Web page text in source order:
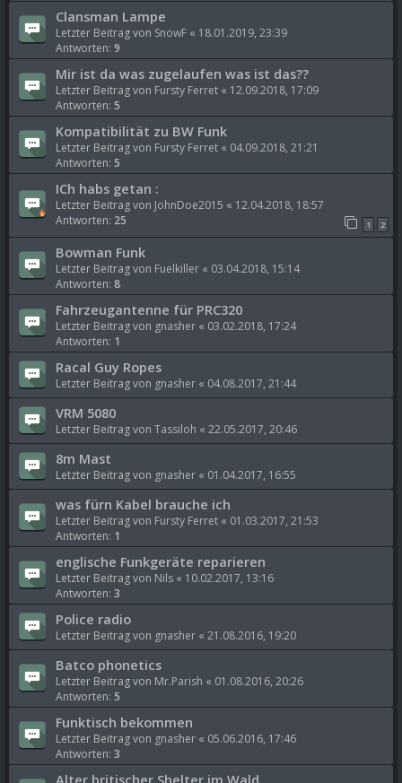
Clansman Lampe
Letzter Beitrag von SnowF « 18.01.2019, 23:39
Antworten: 9
Mir ist da was zugelaufen was ist das??
Letzter Beitrag von Fursty Ferret « 12.09.2018, 17:09
Antworten: 5
Kompatibilität zu BW Funk
Letzter Beitrag von Fursty Ferret « 04.09.2018, 21:21
Antworten: 5
ICh habs getan :
Letzter Beitrag von JohnDoe2015 « 12.04.2018, 18:57
Antworten: 25 1 2
Bowman Funk
Letzter Beitrag von Fuelkiller « 03.04.2018, 15:14
Antworten: 8
Fahrzeugantenne für PRC320
Letzter Beitrag von gnasher « 03.02.2018, 17:24
Antworten: 1
Racal Guy Ropes
Letzter Beitrag von gnasher « 04.08.2017, 21:44
VRM 5080
Letzter Beitrag von Tassiloh « 22.05.2017, 20:46
8m Mast
Letzter Beitrag von gnasher « 01.04.2017, 16:55
was fürn Kabel brauche ich
Letzter Beitrag von Fursty Ferret « 01.03.2017, 21:53
Antworten: 1
englische Funkgeräte reparieren
Letzter Beitrag von Nils « 10.02.2017, 13:16
Antworten: 3
Police radio
Letzter Beitrag von gnasher « 21.08.2016, 19:20
Batco phonetics
Letzter Beitrag von Mr.Parish « 01.08.2016, 20:26
Antworten: 5
Funktisch bekommen
Letzter Beitrag von gnasher « 05.06.2016, 17:46
Antworten: 3